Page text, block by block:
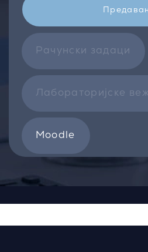
Рачунски задаци
Лабораторијске
Moodle